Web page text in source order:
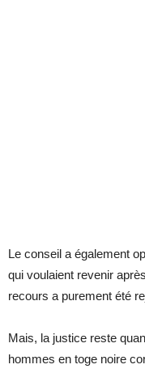
Le conseil a également
qui voulaient revenir
recours a purement été
Mais, la justice reste
hommes en toge noire